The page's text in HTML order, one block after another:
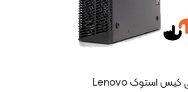
مینی کیس استوک Lenovo